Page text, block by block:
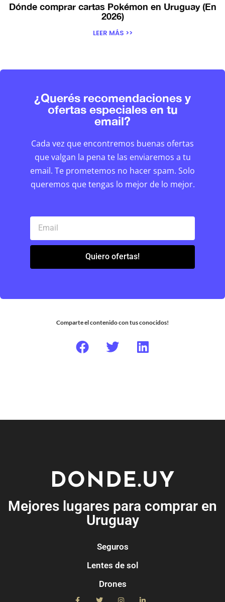
Dónde comprar cartas Pokémon en Uruguay (En
2026)
LEER MÁS >>
¿Querés recomendaciones y
ofertas especiales en tu
email?
Cada vez que encontremos buenas ofertas
que valgan la pena te las enviaremos a tu
email. Te prometemos no hacer spam. Solo
queremos que tengas lo mejor de lo mejor.
Quiero ofertas!
Comparte el contenido con tus conocidos!
DONDE.UY
Mejores lugares para comprar en
Uruguay
Seguros
Lentes de sol
Drones